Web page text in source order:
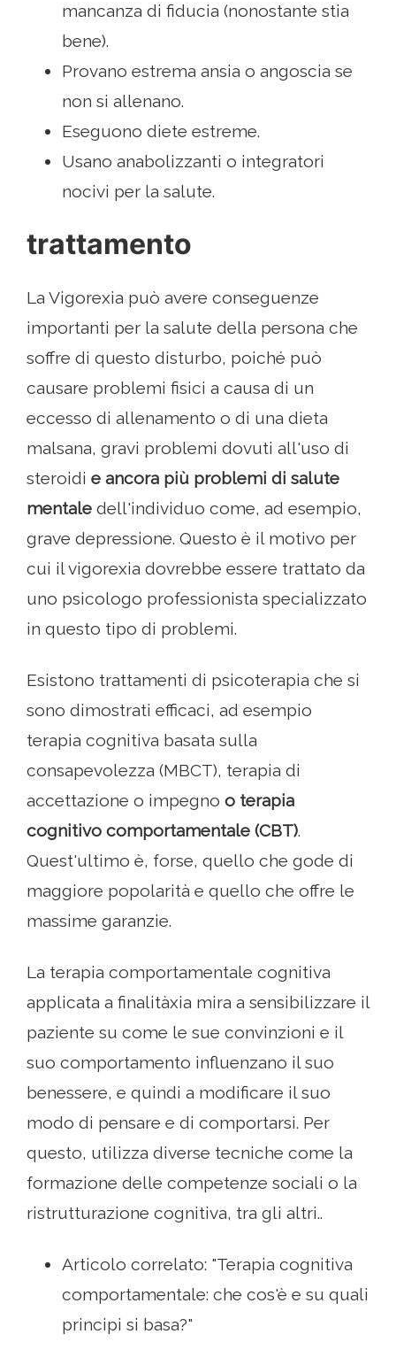
mancanza di fiducia (nonostante stia
bene).
Provano estrema ansia o angoscia se
non si allenano.
Eseguono diete estreme.
Usano anabolizzanti o integratori
nocivi per la salute.
trattamento
La Vigorexia può avere conseguenze
importanti per la salute della persona che
soffre di questo disturbo, poiché può
causare problemi fisici a causa di un
eccesso di allenamento o di una dieta
malsana, gravi problemi dovuti all'uso di
steroidi e ancora più problemi di salute
mentale dell'individuo come, ad esempio,
grave depressione. Questo è il motivo per
cui il vigorexia dovrebbe essere trattato da
uno psicologo professionista specializzato
in questo tipo di problemi.
Esistono trattamenti di psicoterapia che si
sono dimostrati efficaci, ad esempio
terapia cognitiva basata sulla
consapevolezza (MBCT), terapia di
accettazione o impegno o terapia
cognitivo comportamentale (CBT).
Quest'ultimo è, forse, quello che gode di
maggiore popolarità e quello che offre le
massime garanzie.
La terapia comportamentale cognitiva
applicata a finalitàxia mira a sensibilizzare il
paziente su come le sue convinzioni e il
suo comportamento influenzano il suo
benessere, e quindi a modificare il suo
modo di pensare e di comportarsi. Per
questo, utilizza diverse tecniche come la
formazione delle competenze sociali o la
ristrutturazione cognitiva, tra gli altri..
Articolo correlato: "Terapia cognitiva
comportamentale: che cos'è e su quali
principi si basa?"